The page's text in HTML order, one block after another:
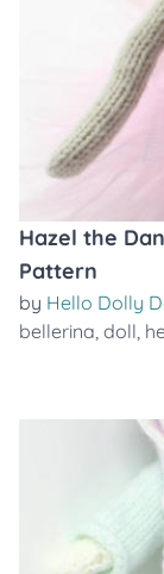
Hazel the
Pattern
by Hello Dolly
bellerina, doll,